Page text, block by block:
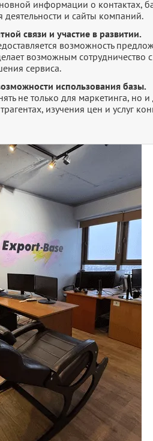
информации о контактах,
деятельности и сайты компаний.
связи и участие в развитии.
возможность
возможным сотрудничество
сервиса.
использования базы.
не только для маркетинга, но
изучения цен и услуг